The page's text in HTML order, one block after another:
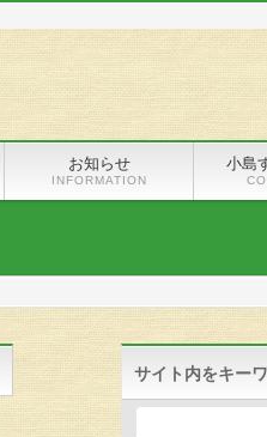
お知らせ
INFORMATION
小島
サイト内をキー